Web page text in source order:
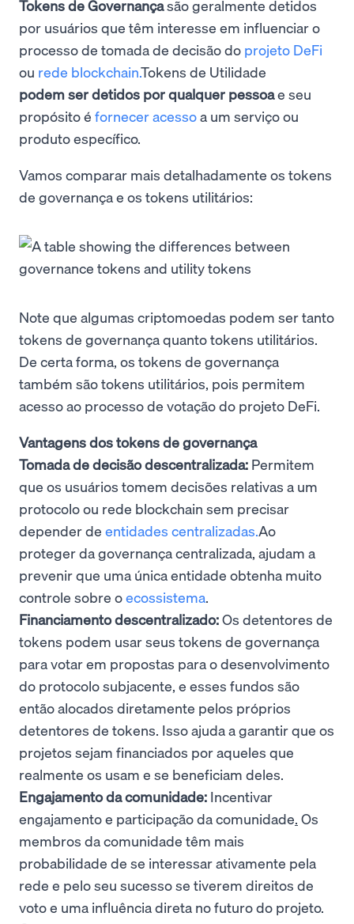
Tokens de Governançasão geralmente detidos
por usuários que têm interesse em influenciar o
processo de tomada de decisão do projeto DeFi
ou rede blockchain.Tokens de Utilidade
podem ser detidos por qualquer pessoae seu
propósito é fornecer acessoa um serviço ou
produto específico.
Vamos comparar mais detalhadamente os tokens
de governança e os tokens utilitários:
Note que algumas criptomoedas podem ser tanto
tokens de governança quanto tokens utilitários.
De certa forma, os tokens de governança
também são tokens utilitários, pois permitem
acesso ao processo de votação do projeto DeFi.
Vantagens dos tokens de governança
Tomada de decisão descentralizada: Permitem
que os usuários tomem decisões relativas a um
protocolo ou rede blockchain sem precisar
depender de entidades centralizadas.Ao
proteger da governança centralizada, ajudam a
prevenir que uma única entidade obtenha muito
controle sobre oecossistema.
Financiamento descentralizado:Os detentores de
tokens podem usar seus tokens de governança
para votar em propostas para o desenvolvimento
do protocolo subjacente, e esses fundos são
então alocados diretamente pelos próprios
detentores de tokens. Isso ajuda a garantir que os
projetos sejam financiados por aqueles que
realmente os usam e se beneficiam deles.
Engajamento da comunidade: Incentivar
engajamento e participação da comunidade. Os
membros da comunidade têm mais
probabilidade de se interessar ativamente pela
rede e pelo seu sucesso se tiverem direitos de
voto e uma influência direta no futuro do projeto.